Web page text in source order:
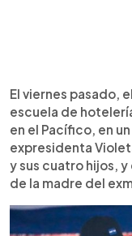
El viernes pasado,
escuela de
en el Pacífico, en
expresidenta
y sus cuatro hijos,
de la madre del